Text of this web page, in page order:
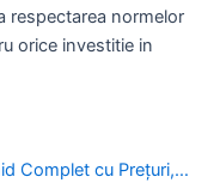
respectarea normelor
orice investitie in
Complet cu Prețuri,…